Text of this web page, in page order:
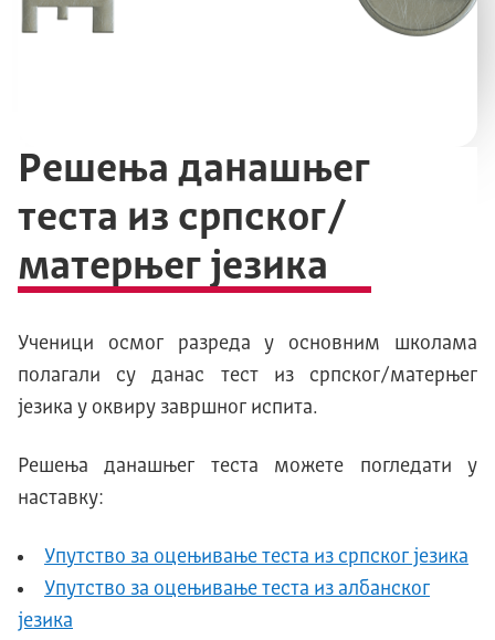
Решења данашњег
теста из српског/
матерњег језика
Ученици осмог разреда у основним школама
полагали су данас тест из српског/матерњег
језика у оквиру завршног испита.
Решења данашњег теста можете погледати у
наставку:
Упутство за оцењивање теста из српског језика
Упутство за оцењивање теста из албанског
језика